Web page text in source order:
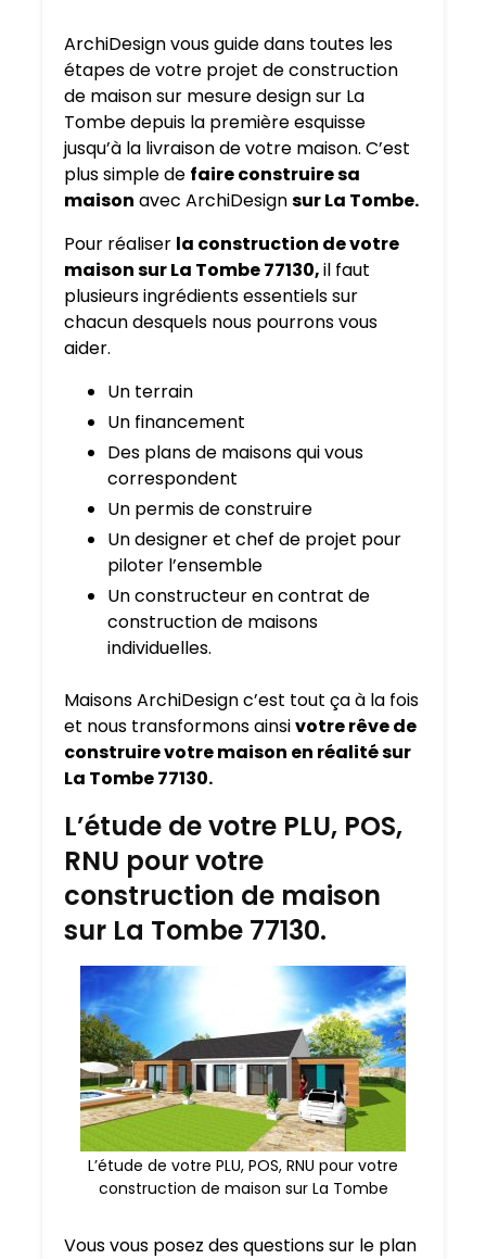
ArchiDesign vous guide dans toutes les
étapes de votre projet de construction
de maison sur mesure design sur La
Tombe depuis la première esquisse
jusqu’à la livraison de votre maison. C’est
plus simple de faire construire sa
maison avec ArchiDesignsur La Tombe.
Pour réaliser la construction de votre
maison sur La Tombe 77130,il faut
plusieurs ingrédients essentiels sur
chacun desquels nous pourrons vous
aider.
Un terrain
Un financement
Des plans de maisons qui vous
correspondent
Un permis de construire
Un designer et chef de projet pour
piloter l’ensemble
Un constructeur en contrat de
construction de maisons
individuelles.
Maisons ArchiDesign c’est tout ça à la fois
et nous transformons ainsivotre rêve de
construire votre maison en réalité sur
La Tombe 77130.
L’étude de votre PLU, POS,
RNU pour votre
construction de maison
sur La Tombe 77130.
L’étude de votre PLU, POS, RNU pour votre
construction de maison sur La Tombe
Vous vous posez des questions sur le plan